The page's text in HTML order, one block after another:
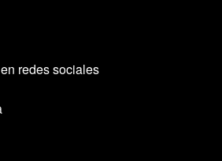
redes sociales